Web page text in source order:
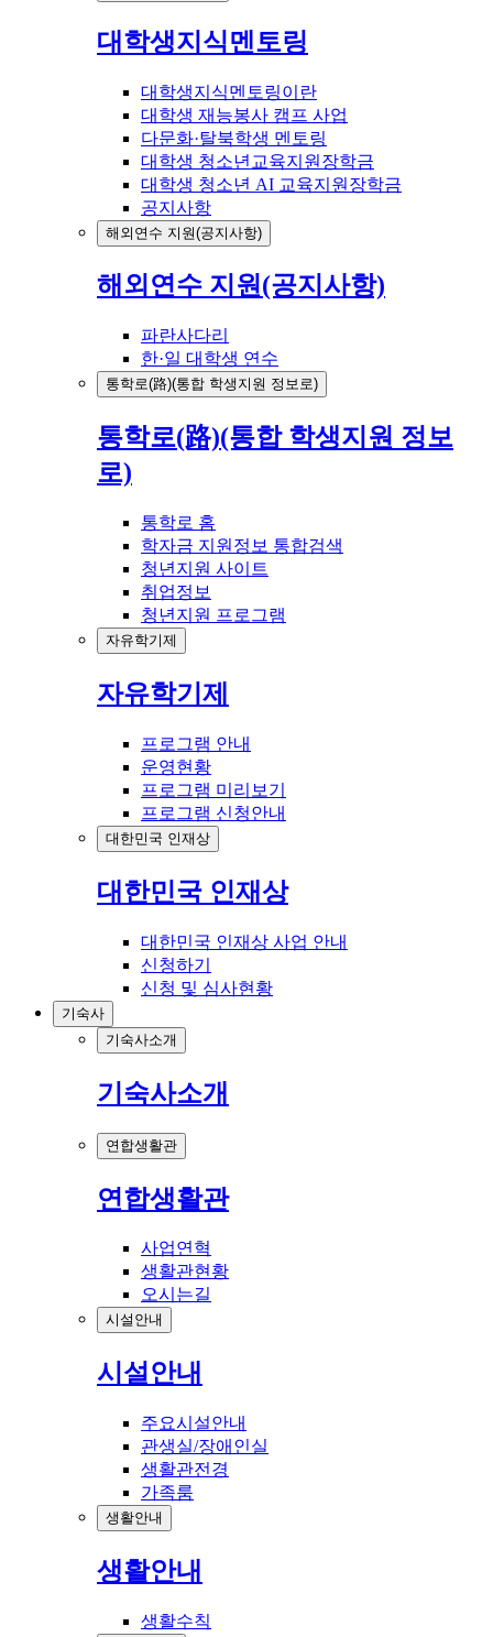
대학생지식멘토링
대학생지식멘토링이란
대학생 재능봉사 캠프 사업
다문화·탈북학생 멘토링
대학생 청소년교육지원장학금
대학생 청소년 AI 교육지원장학금
공지사항
해외연수 지원(공지사항)
해외연수 지원(공지사항)
파란사다리
한·일 대학생 연수
통학로(路)(통합 학생지원 정보로)
통학로(路)(통합 학생지원 정보
로)
통학로 홈
학자금 지원정보 통합검색
청년지원 사이트
취업정보
청년지원 프로그램
자유학기제
자유학기제
프로그램 안내
운영현황
프로그램 미리보기
프로그램 신청안내
대한민국 인재상
대한민국 인재상
대한민국 인재상 사업 안내
신청하기
신청 및 심사현황
기숙사
기숙사소개
기숙사소개
연합생활관
연합생활관
사업연혁
생활관현황
오시는길
시설안내
시설안내
주요시설안내
관생실/장애인실
생활관전경
가족룸
생활안내
생활안내
생활수칙